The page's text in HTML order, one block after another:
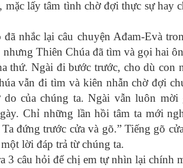
mặc lấy tâm tình chờ đợi thực sự hay
nhắc lại câu chuyện Ađam-Evà
Thiên Chúa đã tìm và gọi hai
thứ. Ngài đi bước trước, cho dù con
vẫn đi tìm và kiên nhẫn chờ đợi
của chúng ta. Ngài vẫn luôn mời
Chỉ những lần hồi tâm ta mới
đứng trước cửa và gõ.” Tiếng gõ
lời đáp trả từ chúng ta.
3 câu hỏi để chị em tự nhìn lại chính